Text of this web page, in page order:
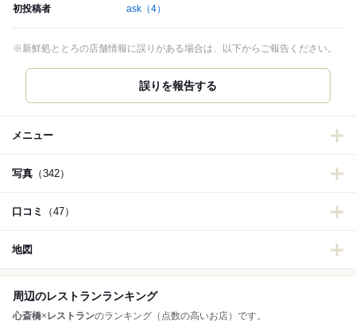
初投稿者 ask （4）
※新鮮処ととろの店舗情報に誤りがある場合は、以下からご報告ください。
誤りを報告する
メニュー
写真 （342）
口コミ （47）
地図
周辺のレストランランキング
心斎橋× レストランのランキング（点数の高いお店）です。